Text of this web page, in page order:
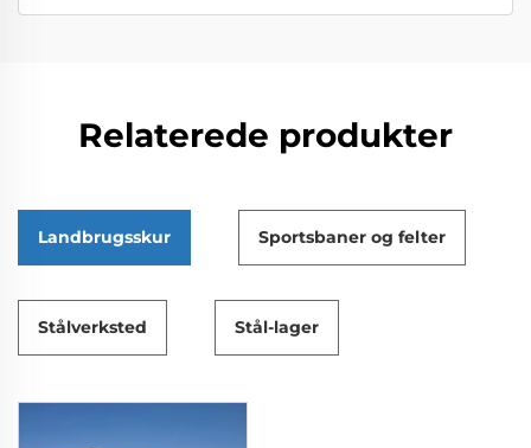
Relaterede produkter
Landbrugsskur Sportsbaner og felter
Stålverksted Stål-lager